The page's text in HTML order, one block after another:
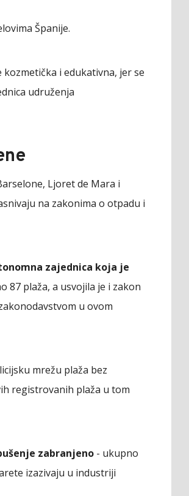
Španije.
i edukativna, jer se
udruženja
Ljoret de Mara i
na zakonima o otpadu i
zajednica koja je
87 plaža, a usvojila je i zakon
u ovom
mrežu plaža bez
registrovanih plaža u tom
zabranjeno - ukupno
izazivaju u industriji